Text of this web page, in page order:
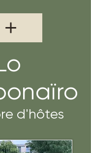
d'hôtes